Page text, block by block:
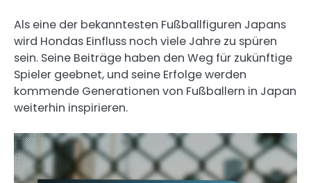
Als eine der bekanntesten Fußballfiguren Japans
wird Hondas Einfluss noch viele Jahre zu spüren
sein. Seine Beiträge haben den Weg für zukünftige
Spieler geebnet, und seine Erfolge werden
kommende Generationen von Fußballern in Japan
weiterhin inspirieren.